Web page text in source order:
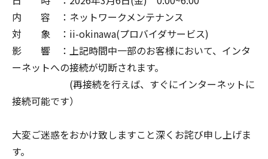
内 容 ：ネットワークメンテナンス
対 象 ：ii-okinawa(プロバイダサービス)
影 響 ：上記時間中一部のお客様において、インタ
ーネットへの接続が切断されます。
(再接続を行えば、すぐにインターネットに
接続可能です）
大変ご迷惑をおかけ致しますこと深くお詫び申し上げま
す。